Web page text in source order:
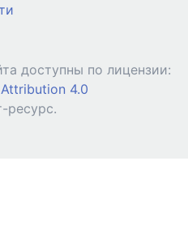
доступны по лицензии:
4.0
ресурс.